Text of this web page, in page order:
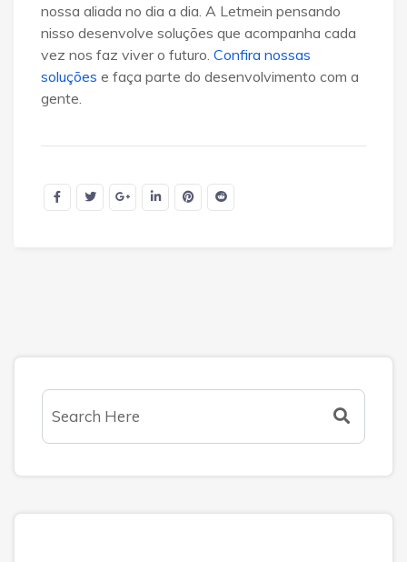
nossa aliada no dia a dia. A Letmein pensando
nisso desenvolve soluções que acompanha cada
vez nos faz viver o futuro. Confira nossas
soluções e faça parte do desenvolvimento com a
gente.